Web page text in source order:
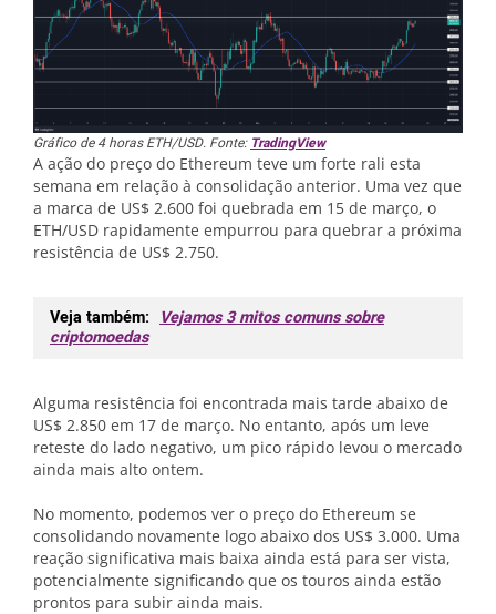
Gráfico de 4 horas ETH/USD. Fonte: TradingView
A ação do preço do Ethereum teve um forte rali esta
semana em relação à consolidação anterior. Uma vez que
a marca de US$ 2.600 foi quebrada em 15 de março, o
ETH/USD rapidamente empurrou para quebrar a próxima
resistência de US$ 2.750.
Veja também: Vejamos 3 mitos comuns sobre
criptomoedas
Alguma resistência foi encontrada mais tarde abaixo de
US$ 2.850 em 17 de março. No entanto, após um leve
reteste do lado negativo, um pico rápido levou o mercado
ainda mais alto ontem.
No momento, podemos ver o preço do Ethereum se
consolidando novamente logo abaixo dos US$ 3.000. Uma
reação significativa mais baixa ainda está para ser vista,
potencialmente significando que os touros ainda estão
prontos para subir ainda mais.